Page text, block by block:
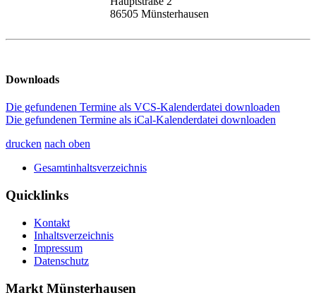
86505 Münsterhausen
Downloads
Die gefundenen Termine als VCS-Kalenderdatei downloaden
Die gefundenen Termine als iCal-Kalenderdatei downloaden
drucken nach oben
Gesamtinhaltsverzeichnis
Quicklinks
Kontakt
Inhaltsverzeichnis
Impressum
Datenschutz
Markt Münsterhausen